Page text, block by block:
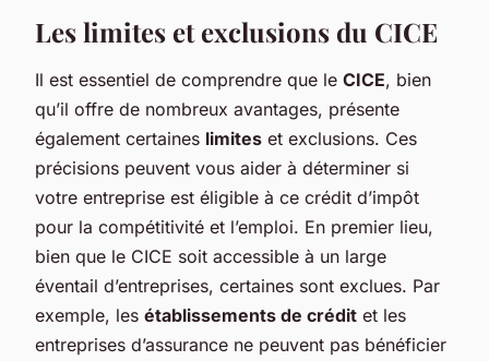
Les limites et exclusions du CICE
Il est essentiel de comprendre que le CICE, bien
qu’il offre de nombreux avantages, présente
également certaines limites et exclusions. Ces
précisions peuvent vous aider à déterminer si
votre entreprise est éligible à ce crédit d’impôt
pour la compétitivité et l’emploi. En premier lieu,
bien que le CICE soit accessible à un large
éventail d’entreprises, certaines sont exclues. Par
exemple, les établissements de crédit et les
entreprises d’assurance ne peuvent pas bénéficier